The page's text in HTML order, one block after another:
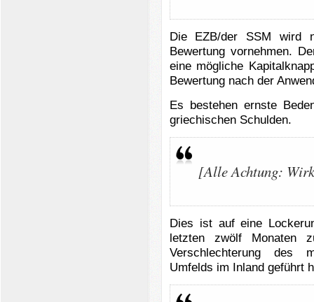
Die EZB/der SSM wird
Bewertung vornehmen.
eine mögliche
Bewertung nach der
Es bestehen ernste
griechischen Schulden.
[Alle Achtung:
Dies ist auf eine
letzten zwölf Monaten
Verschlechterung des
Umfelds im Inland geführt